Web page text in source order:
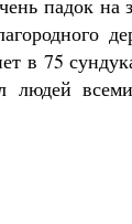
падок на
в 75
людей